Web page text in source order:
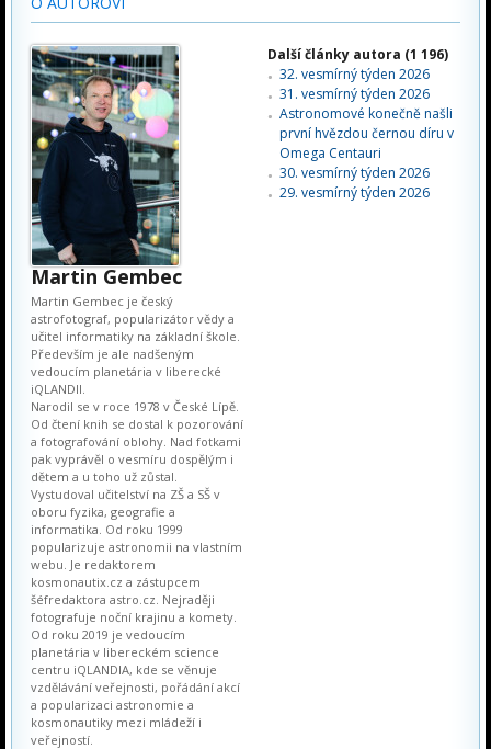
Martin Gembec
Martin Gembec je český
astrofotograf, popularizátor vědy a
učitel informatiky na základní škole.
Především je ale nadšeným
vedoucím planetária v liberecké
iQLANDII.
Narodil se v roce 1978 v České Lípě.
Od čtení knih se dostal k pozorování
a fotografování oblohy. Nad fotkami
pak vyprávěl o vesmíru dospělým i
dětem a u toho už zůstal.
Vystudoval učitelství na ZŠ a SŠ v
oboru fyzika, geografie a
informatika. Od roku 1999
popularizuje astronomii na vlastním
webu. Je redaktorem
kosmonautix.cz a zástupcem
šéfredaktora astro.cz. Nejraději
fotografuje noční krajinu a komety.
Od roku 2019 je vedoucím
planetária v libereckém science
centru iQLANDIA, kde se věnuje
vzdělávání veřejnosti, pořádání akcí
a popularizaci astronomie a
kosmonautiky mezi mládeží i
veřejností.
Další články autora (1 196)
32. vesmírný týden 2026
31. vesmírný týden 2026
Astronomové konečně našli
první hvězdou černou díru v
Omega Centauri
30. vesmírný týden 2026
29. vesmírný týden 2026